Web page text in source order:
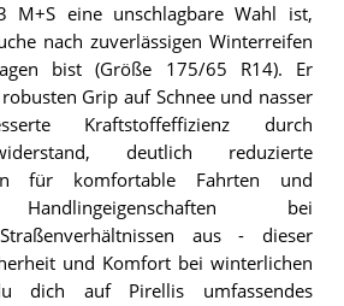
M+S eine unschlagbare Wahl ist,
nach zuverlässigen Winterreifen
bist (Größe 175/65 R14). Er
Grip auf Schnee und nasser
Kraftstoffeffizienz durch
deutlich reduzierte
für komfortable Fahrten und
bei
aus - dieser
und Komfort bei winterlichen
dich auf Pirellis umfassendes